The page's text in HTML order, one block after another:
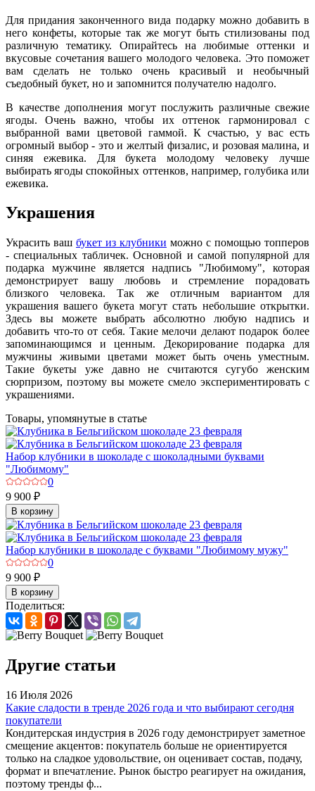
Для придания законченного вида подарку можно добавить в
него конфеты, которые так же могут быть стилизованы под
различную тематику. Опирайтесь на любимые оттенки и
вкусовые сочетания вашего молодого человека. Это поможет
вам сделать не только очень красивый и необычный
съедобный букет, но и запомнится получателю надолго.
В качестве дополнения могут послужить различные свежие
ягоды. Очень важно, чтобы их оттенок гармонировал с
выбранной вами цветовой гаммой. К счастью, у вас есть
огромный выбор - это и желтый физалис, и розовая малина, и
синяя ежевика. Для букета молодому человеку лучше
выбирать ягоды спокойных оттенков, например, голубика или
ежевика.
Украшения
Украсить ваш букет из клубники можно с помощью топперов
- специальных табличек. Основной и самой популярной для
подарка мужчине является надпись "Любимому", которая
демонстрирует вашу любовь и стремление порадовать
близкого человека. Так же отличным вариантом для
украшения вашего букета могут стать небольшие открытки.
Здесь вы можете выбрать абсолютно любую надпись и
добавить что-то от себя. Такие мелочи делают подарок более
запоминающимся и ценным. Декорирование подарка для
мужчины живыми цветами может быть очень уместным.
Такие букеты уже давно не считаются сугубо женским
сюрпризом, поэтому вы можете смело экспериментировать с
украшениями.
Товары, упомянутые в статье
Набор клубники в шоколаде с шоколадными буквами
"Любимому"
0
9 900 ₽
В корзину
Набор клубники в шоколаде с буквами "Любимому мужу"
0
9 900 ₽
В корзину
Поделиться:
Другие статьи
16 Июля 2026
Какие сладости в тренде 2026 года и что выбирают сегодня
покупатели
Кондитерская индустрия в 2026 году демонстрирует заметное
смещение акцентов: покупатель больше не ориентируется
только на сладкое удовольствие, он оценивает состав, подачу,
формат и впечатление. Рынок быстро реагирует на ожидания,
поэтому тренды ф...